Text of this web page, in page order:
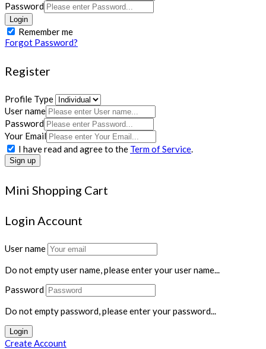
Password
Login
Remember me
Forgot Password?
Register
Profile Type
User name
Password
Your Email
I have read and agree to the Term of Service.
Sign up
Mini Shopping Cart
Login Account
User name
Do not empty user name, please enter your user name...
Password
Do not empty password, please enter your password...
Login
Create Account